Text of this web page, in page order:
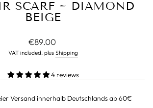
SCARF ~ DIAMOND
BEIGE
Normal
price
€89.00
VAT included. plus Shipping
4 reviews
Versand innerhalb Deutschlands ab 60€